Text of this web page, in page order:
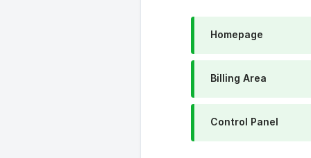
Homepage
Billing Area
Control Panel